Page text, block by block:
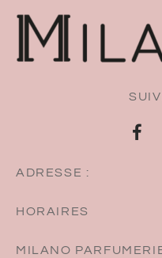
ADRESSE :
HORAIRES
MILANO